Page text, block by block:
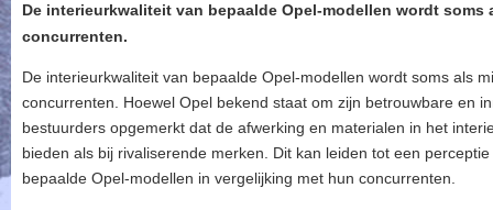
De interieurkwaliteit van bepaalde Opel-modellen wordt soms
concurrenten.
De interieurkwaliteit van bepaalde Opel-modellen wordt soms als
concurrenten. Hoewel Opel bekend staat om zijn betrouwbare en
bestuurders opgemerkt dat de afwerking en materialen in het
bieden als bij rivaliserende merken. Dit kan leiden tot een
bepaalde Opel-modellen in vergelijking met hun concurrenten.